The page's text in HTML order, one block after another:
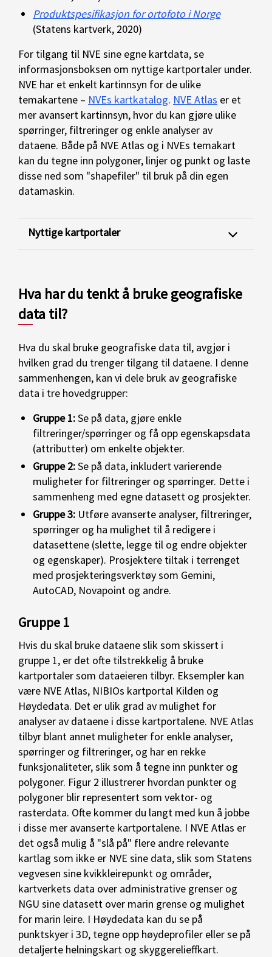
Produktspesifikasjon for ortofoto i Norge
(Statens kartverk, 2020)
For tilgang til NVE sine egne kartdata, se
informasjonsboksen om nyttige kartportaler under.
NVE har et enkelt kartinnsyn for de ulike
temakartene – NVEs kartkatalog. NVE Atlas er et
mer avansert kartinnsyn, hvor du kan gjøre ulike
spørringer, filtreringer og enkle analyser av
dataene. Både på NVE Atlas og i NVEs temakart
kan du tegne inn polygoner, linjer og punkt og laste
disse ned som "shapefiler" til bruk på din egen
datamaskin.
Nyttige kartportaler
Hva har du tenkt å bruke geografiske
data til?
Hva du skal bruke geografiske data til, avgjør i
hvilken grad du trenger tilgang til dataene. I denne
sammenhengen, kan vi dele bruk av geografiske
data i tre hovedgrupper:
Gruppe 1:Se på data, gjøre enkle
filtreringer/spørringer og få opp egenskapsdata
(attributter) om enkelte objekter.
Gruppe 2:Se på data, inkludert varierende
muligheter for filtreringer og spørringer. Dette i
sammenheng med egne datasett og prosjekter.
Gruppe 3: Utføre avanserte analyser, filtreringer,
spørringer og ha mulighet til å redigere i
datasettene (slette, legge til og endre objekter
og egenskaper). Prosjektere tiltak i terrenget
med prosjekteringsverktøy som Gemini,
AutoCAD, Novapoint og andre.
Gruppe 1
Hvis du skal bruke dataene slik som skissert i
gruppe 1, er det ofte tilstrekkelig å bruke
kartportaler som dataeieren tilbyr. Eksempler kan
være NVE Atlas, NIBIOs kartportal Kilden og
Høydedata. Det er ulik grad av mulighet for
analyser av dataene i disse kartportalene. NVE Atlas
tilbyr blant annet muligheter for enkle analyser,
spørringer og filtreringer, og har en rekke
funksjonaliteter, slik som å tegne inn punkter og
polygoner. Figur 2 illustrerer hvordan punkter og
polygoner blir representert som vektor- og
rasterdata. Ofte kommer du langt med kun å jobbe
i disse mer avanserte kartportalene. I NVE Atlas er
det også mulig å "slå på" flere andre relevante
kartlag som ikke er NVE sine data, slik som Statens
vegvesen sine kvikkleirepunkt og områder,
kartverkets data over administrative grenser og
NGU sine datasett over marin grense og mulighet
for marin leire. I Høydedata kan du se på
punktskyer i 3D, tegne opp høydeprofiler eller se på
detaljerte helningskart og skyggerelieffkart.